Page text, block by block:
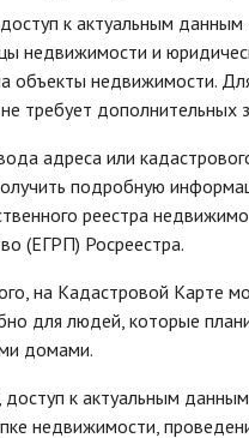
к актуальным
недвижимости и
объекты недвижимости.
требует дополнительных
адреса или
подробную
реестра
(ЕГРП) Росреестра.
на Кадастровой Карте
для людей, которые
домами.
к актуальным
недвижимости,